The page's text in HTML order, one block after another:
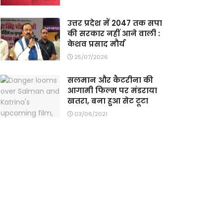
उत्तर प्रदेश में 2047 तक सपा
की सरकार नहीं आने वाली :
केशव प्रसाद मौर्य
25/07/2026
सलमान और कैटरीना की
आगामी फिल्म पर मंडराया
खतरा, बना हुआ सेट टूटा
03/06/2021